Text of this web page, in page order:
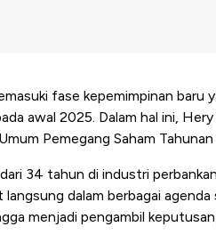
fase kepemimpinan baru
awal 2025. Dalam hal ini,
Pemegang Saham
34 tahun di industri
dalam berbagai
menjadi pengambil